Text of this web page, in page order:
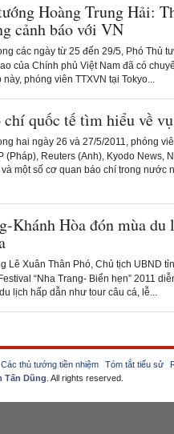
Hoàng Trung Hải:
cảnh báo với VN
các ngày từ 25 đến 29/5, Phó Thủ
của Chính phủ Việt Nam đã có
này, phóng viên TTXVN tại Tokyo...
chí quốc tế tìm hiểu về
hai ngày 26 và 27/5/2011, phóng
(Pháp), Reuters (Anh), Kyodo News,
một số cơ quan báo chí trong nước
Khánh Hòa đón mùa
Lê Xuân Thân Phó, Chủ tịch UBND
“Nha Trang- Biển hẹn” 2011
lịch hấp dẫn như tour câu cá, lễ...
Các thủ tướng tiền nhiệm Tóm tắt tiểu sử
Tấn Dũng . All rights reserved.